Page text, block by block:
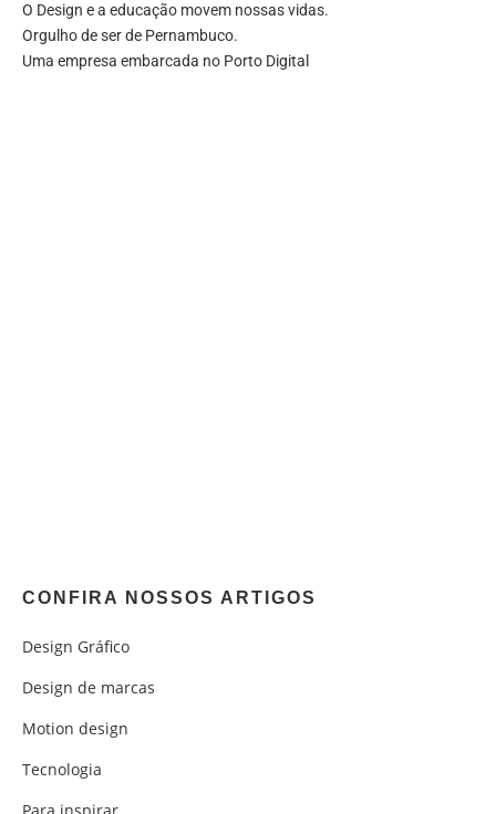
O Design e a educação movem nossas vidas.
Orgulho de ser de Pernambuco.
Uma empresa embarcada no Porto Digital
CONFIRA NOSSOS ARTIGOS
Design Gráfico
Design de marcas
Motion design
Tecnologia